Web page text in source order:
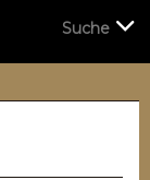
Suche
Suche